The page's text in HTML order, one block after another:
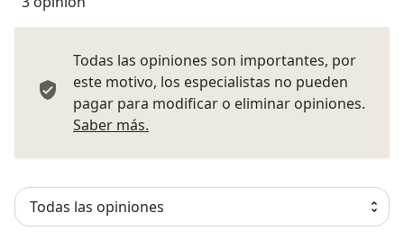
Todas las opiniones son importantes, por
este motivo, los especialistas no pueden
pagar para modificar o eliminar opiniones.
Saber más.